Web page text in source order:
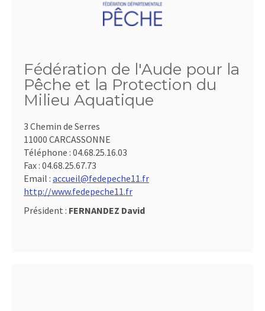
Fédération de l'Aude pour la
Pêche et la Protection du
Milieu Aquatique
3 Chemin de Serres
11000 CARCASSONNE
Téléphone : 04.68.25.16.03
Fax : 04.68.25.67.73
Email : accueil@fedepeche11.fr
http://www.fedepeche11.fr
Président : FERNANDEZ David